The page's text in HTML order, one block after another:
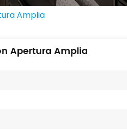
Amplia
Apertura Amplia